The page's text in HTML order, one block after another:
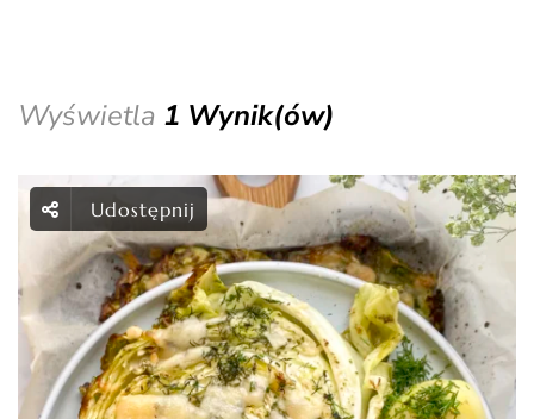
Wyświetla 1 Wynik(ów)
Udostępnij